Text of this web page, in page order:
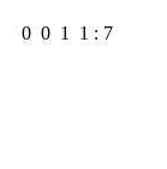
0 0 1 1 : 7